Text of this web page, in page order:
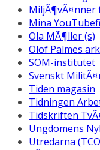
Mina
Ola MÃ¶ller (s)
Olof Palmes
SOM-institutet
Svenskt
Tiden magasin
Tidningen
Tidskriften
Ungdomens
Utredarna